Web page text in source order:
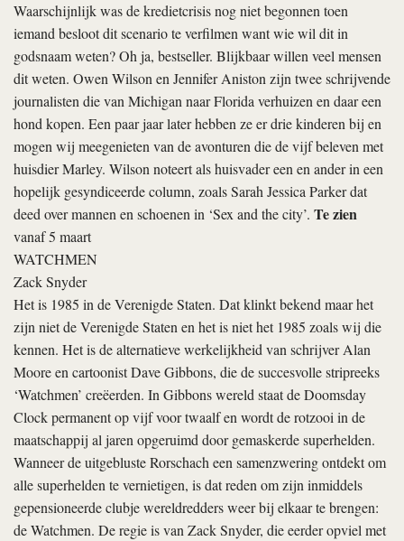
Waarschijnlijk was de kredietcrisis nog niet begonnen toen
iemand besloot dit scenario te verfilmen want wie wil dit in
godsnaam weten? Oh ja, bestseller. Blijkbaar willen veel mensen
dit weten. Owen Wilson en Jennifer Aniston zijn twee schrijvende
journalisten die van Michigan naar Florida verhuizen en daar een
hond kopen. Een paar jaar later hebben ze er drie kinderen bij en
mogen wij meegenieten van de avonturen die de vijf beleven met
huisdier Marley. Wilson noteert als huisvader een en ander in een
hopelijk gesyndiceerde column, zoals Sarah Jessica Parker dat
deed over mannen en schoenen in ‘Sex and the city’. Te zien
vanaf 5 maart
WATCHMEN
Zack Snyder
Het is 1985 in de Verenigde Staten. Dat klinkt bekend maar het
zijn niet de Verenigde Staten en het is niet het 1985 zoals wij die
kennen. Het is de alternatieve werkelijkheid van schrijver Alan
Moore en cartoonist Dave Gibbons, die de succesvolle stripreeks
‘Watchmen’ creëerden. In Gibbons wereld staat de Doomsday
Clock permanent op vijf voor twaalf en wordt de rotzooi in de
maatschappij al jaren opgeruimd door gemaskerde superhelden.
Wanneer de uitgebluste Rorschach een samenzwering ontdekt om
alle superhelden te vernietigen, is dat reden om zijn inmiddels
gepensioneerde clubje wereldredders weer bij elkaar te brengen:
de Watchmen. De regie is van Zack Snyder, die eerder opviel met